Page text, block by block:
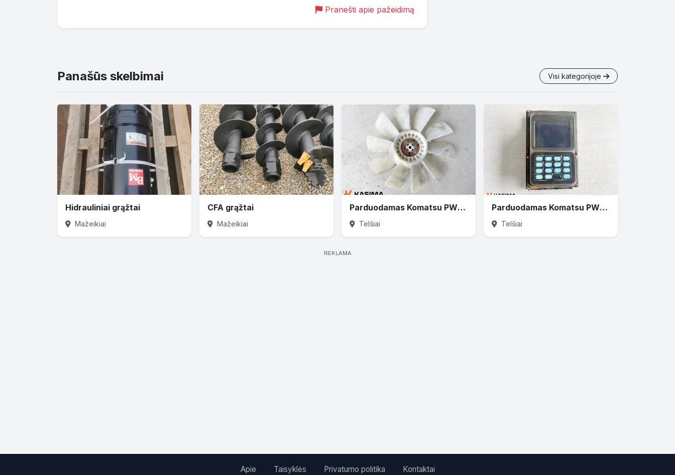
Pranešti apie pažeidimą
Panašūs skelbimai Visi kategorijoje
Hidrauliniai grąžtai
Mažeikiai
CFA grąžtai
Mažeikiai
Parduodamas Komatsu PW160 variklio ventiliatorius
Telšiai
Parduodamas Komatsu PW160 monitorius
Telšiai
REKLAMA
Apie Taisyklės Privatumo politika Kontaktai